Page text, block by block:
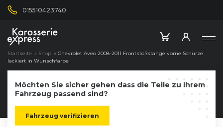
015510423740
Startseite » Shop » Chevrolet Aveo 2008-2011 Frontstoßstange vorne Schürze
lackiert in Wunschfarbe
Möchten Sie sicher gehen dass die Teile zu Ihrem
Fahrzeug passend sind?
Fahrzeug verifizieren